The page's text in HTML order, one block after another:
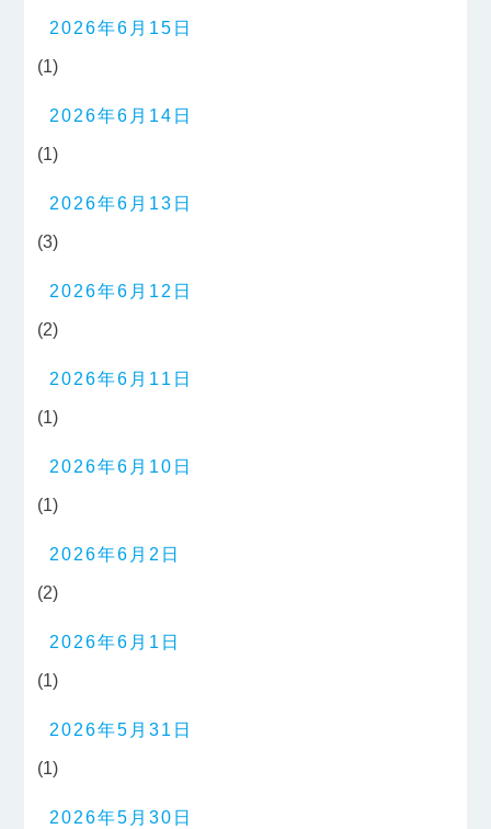
2026年6月15日
(1)
2026年6月14日
(1)
2026年6月13日
(3)
2026年6月12日
(2)
2026年6月11日
(1)
2026年6月10日
(1)
2026年6月2日
(2)
2026年6月1日
(1)
2026年5月31日
(1)
2026年5月30日